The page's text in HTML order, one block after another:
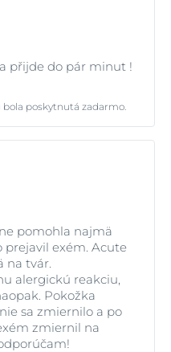
přijde do pár minut !
poskytnutá zadarmo.
pomohla najmä
prejavil exém. Acute
na tvár.
alergickú reakciu,
Pokožka
sa zmiernilo a po
zmiernil na